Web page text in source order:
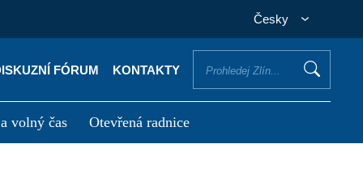
Česky
FÓRUM KONTAKTY
volný čas Otevřená radnice